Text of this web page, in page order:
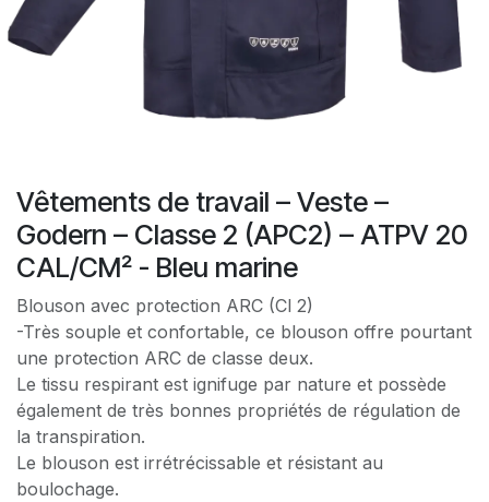
Vêtements de travail – Veste –
Godern – Classe 2 (APC2) – ATPV 20
CAL/CM² - Bleu marine
Blouson avec protection ARC (Cl 2)
-Très souple et confortable, ce blouson offre pourtant
une protection ARC de classe deux.
Le tissu respirant est ignifuge par nature et possède
également de très bonnes propriétés de régulation de
la transpiration.
Le blouson est irrétrécissable et résistant au
boulochage.